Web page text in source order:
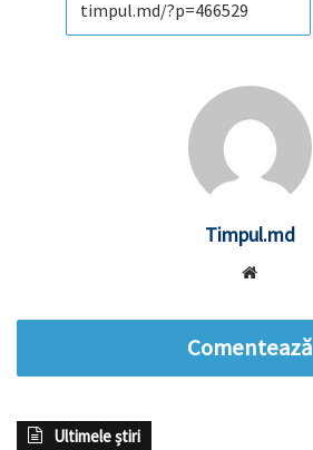
Timpul.md
Comentează
Ultimele știri